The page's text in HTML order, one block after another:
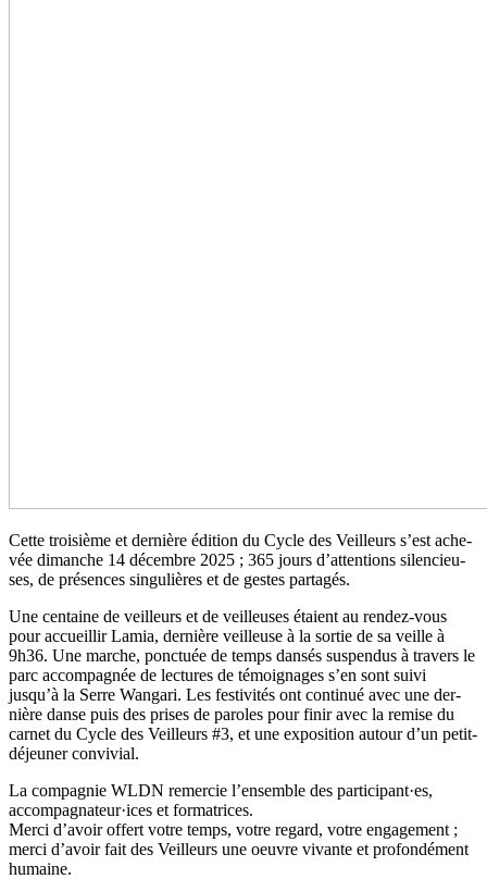
Cette troi­sième et der­nière édition du Cycle des Veilleurs s’est ache­
vée diman­che 14 décem­bre 2025 ; 365 jours d’atten­tions silen­cieu­
ses, de pré­sen­ces sin­gu­liè­res et de gestes par­ta­gés.
Une cen­taine de veilleurs et de veilleu­ses étaient au rendez-vous
pour accueillir Lamia, der­nière veilleuse à la sortie de sa veille à
9h36. Une marche, ponc­tuée de temps dansés sus­pen­dus à tra­vers le
parc accom­pa­gnée de lec­tu­res de témoi­gna­ges s’en sont suivi
jusqu’à la Serre Wangari. Les fes­ti­vi­tés ont conti­nué avec une der­
nière danse puis des prises de paro­les pour finir avec la remise du
carnet du Cycle des Veilleurs #3, et une expo­si­tion autour d’un petit-
déjeu­ner convi­vial.
La com­pa­gnie WLDN remer­cie l’ensem­ble des par­ti­ci­pant·es,
accom­pa­gna­teur·i­ces et for­ma­tri­ces.
Merci d’avoir offert votre temps, votre regard, votre enga­ge­ment ;
merci d’avoir fait des Veilleurs une oeuvre vivante et pro­fon­dé­ment
humaine.